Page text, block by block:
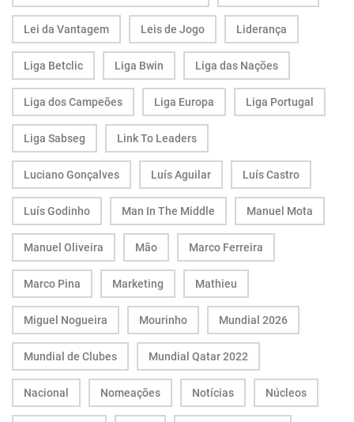
Lei da Vantagem Leis de Jogo Liderança
Liga Betclic Liga Bwin Liga das Nações
Liga dos Campeões Liga Europa Liga Portugal
Liga Sabseg Link To Leaders
Luciano Gonçalves Luís Aguilar Luís Castro
Luís Godinho Man In The Middle Manuel Mota
Manuel Oliveira Mão Marco Ferreira
Marco Pina Marketing Mathieu
Miguel Nogueira Mourinho Mundial 2026
Mundial de Clubes Mundial Qatar 2022
Nacional Nomeações Notícias Núcleos